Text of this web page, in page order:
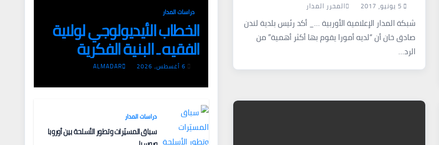
5 يونيو، 2017 المحرر المدار
شبكة المدار الإعلامية الأوربية …_ أكد رئيس بلدية لندن
صادق خان أن “لديه أمورا يقوم بها أكثر أهمية” من
الرد…
دراسات المدار
الخطاب الأيديولوجي لولاية
الفقيه ـ البنية الفكرية
وآليات التعبئة
6 أغسطس، 2026 ALMADAR
دراسات المدار
سباق المسيّرات وتطور الأسلحة بين أوروبا